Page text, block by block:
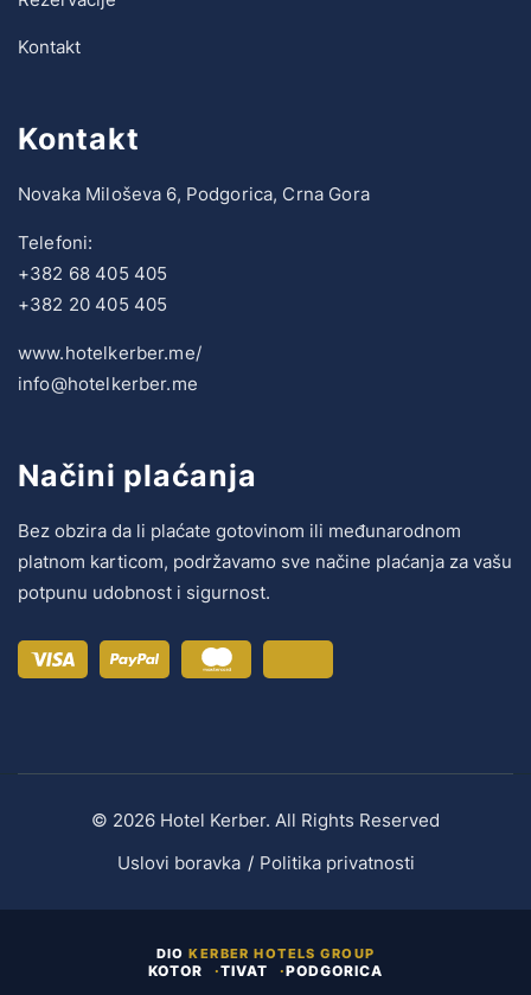
Kontakt
Kontakt
Novaka Miloševa 6, Podgorica, Crna Gora
Telefoni:
+382 68 405 405
+382 20 405 405
www.hotelkerber.me/
info@hotelkerber.me
Načini plaćanja
Bez obzira da li plaćate gotovinom ili međunarodnom
platnom karticom, podržavamo sve načine plaćanja za vašu
potpunu udobnost i sigurnost.
© 2026 Hotel Kerber. All Rights Reserved
Uslovi boravka
Politika privatnosti
DIO KERBER HOTELS GROUP
KOTOR TIVAT PODGORICA